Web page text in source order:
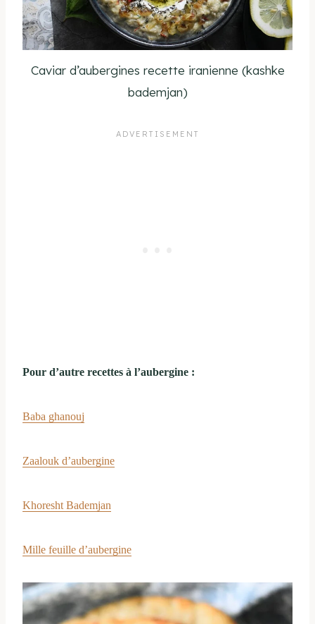
Caviar d’aubergines recette iranienne (kashke
bademjan)
Pour d’autre recettes à l’aubergine :
Baba ghanouj
Zaalouk d’aubergine
Khoresht Bademjan
Mille feuille d’aubergine